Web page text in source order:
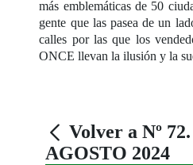
más emblemáticas de 50
gente que las pasea de un
calles por las que los
ONCE llevan la ilusión y la
Volver a Nº
AGOSTO 2024